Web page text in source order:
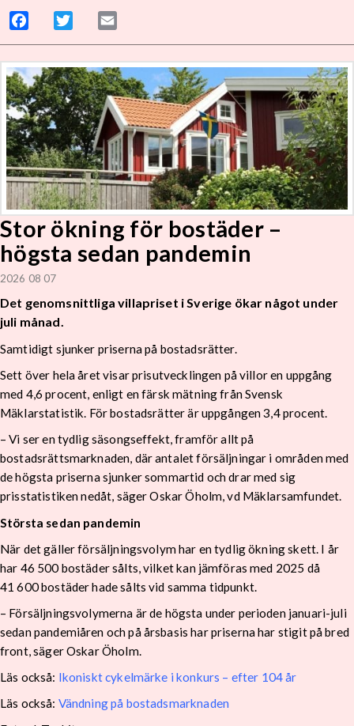
Facebook Twitter
Stor ökning för bostäder –
högsta sedan pandemin
2026 08 07
Det genomsnittliga villapriset i Sverige ökar något under
juli månad.
Samtidigt sjunker priserna på bostadsrätter.
Sett över hela året visar prisutvecklingen på villor en uppgång
med 4,6 procent, enligt en färsk mätning från Svensk
Mäklarstatistik. För bostadsrätter är uppgången 3,4 procent.
– Vi ser en tydlig säsongseffekt, framför allt på
bostadsrättsmarknaden, där antalet försäljningar i områden med
de högsta priserna sjunker sommartid och drar med sig
prisstatistiken nedåt, säger Oskar Öholm, vd Mäklarsamfundet.
Största sedan pandemin
När det gäller försäljningsvolym har en tydlig ökning skett. I år
har 46 500 bostäder sålts, vilket kan jämföras med 2025 då
41 600 bostäder hade sålts vid samma tidpunkt.
– Försäljningsvolymerna är de högsta under perioden januari-juli
sedan pandemiåren och på årsbasis har priserna har stigit på bred
front, säger Oskar Öholm.
Läs också: Ikoniskt cykelmärke i konkurs – efter 104 år
Läs också: Vändning på bostadsmarknaden